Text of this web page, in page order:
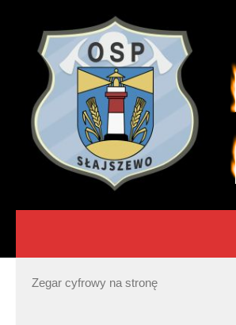
Zegar cyfrowy na stronę